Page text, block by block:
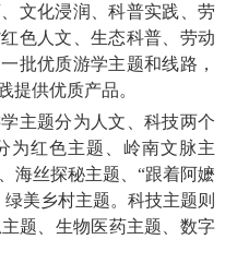
化浸润、科普实践、劳
色人文、生态科普、劳动
批优质游学主题和线路，
提供优质产品。
题分为人文、科技两个
为红色主题、岭南文脉主
海丝探秘主题、“跟着阿嬷
美乡村主题。科技主题则
题、生物医药主题、数字